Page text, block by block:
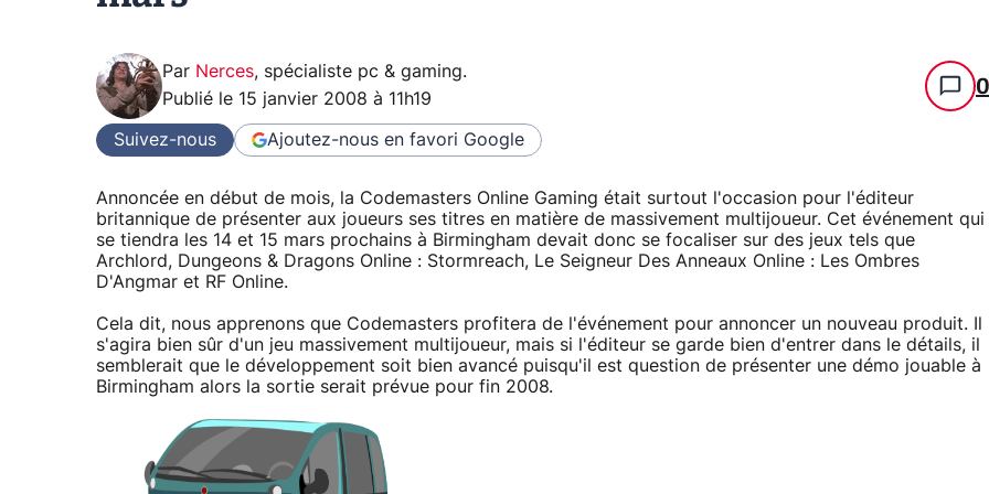
Par Nerces, spécialiste pc & gaming.
Publié le 15 janvier 2008 à 11h19 0
Suivez-nous Ajoutez-nous en favori Google
Annoncée en début de mois, la Codemasters Online Gaming était surtout l'occasion pour l'éditeur
britannique de présenter aux joueurs ses titres en matière de massivement multijoueur. Cet événement qui
se tiendra les 14 et 15 mars prochains à Birmingham devait donc se focaliser sur des jeux tels que
Archlord, Dungeons & Dragons Online : Stormreach, Le Seigneur Des Anneaux Online : Les Ombres
D'Angmar et RF Online.
Cela dit, nous apprenons que Codemasters profitera de l'événement pour annoncer un nouveau produit. Il
s'agira bien sûr d'un jeu massivement multijoueur, mais si l'éditeur se garde bien d'entrer dans le détails, il
semblerait que le développement soit bien avancé puisqu'il est question de présenter une démo jouable à
Birmingham alors la sortie serait prévue pour fin 2008.